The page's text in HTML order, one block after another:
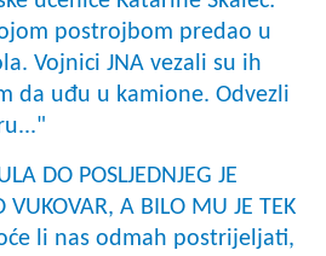
postrojbom predao u
Vojnici JNA vezali su ih
da uđu u kamione. Odvezli
DO POSLJEDNJEG JE
VUKOVAR, A BILO MU JE TEK
li nas odmah postrijeljati,